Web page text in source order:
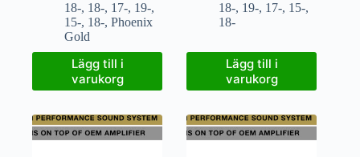
18-, 18-, 17-, 19-,
15-, 18-, Phoenix
Gold
Lägg till i
varukorg
18-, 19-, 17-, 15-,
18-
Lägg till i
varukorg